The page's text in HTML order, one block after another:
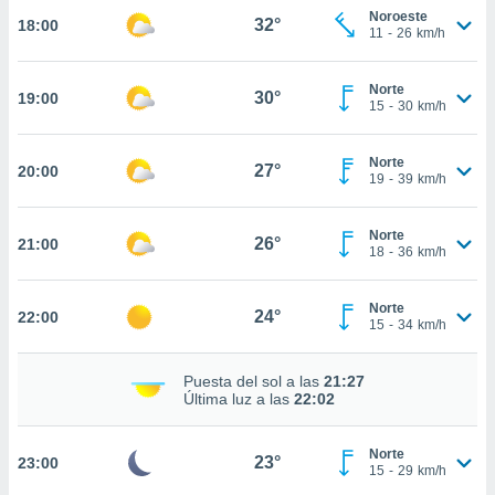
de que
el sitio
para
o
aunque
no
abono
18:00 32°
Noroeste
11 - 26 km/h
19:00 30°
Norte
15 - 30 km/h
20:00 27°
Norte
19 - 39 km/h
21:00 26°
Norte
18 - 36 km/h
22:00 24°
Norte
15 - 34 km/h
Puesta del sol a las 21:27
Última luz a las 22:02
23:00 23°
Norte
15 - 29 km/h